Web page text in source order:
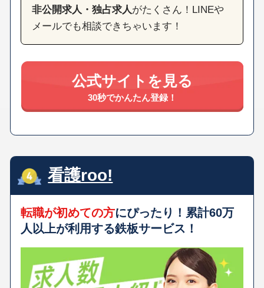
非公開求人・独占求人がたくさん！LINEや
メールでも相談できちゃいます！
公式サイトを見る
30秒でかんたん登録！
看護roo!
転職が初めての方にぴったり！累計60万
人以上が利用する鉄板サービス！